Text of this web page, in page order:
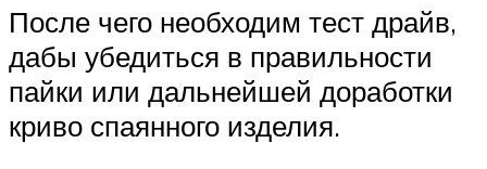
После чего необходим тест драйв,
дабы убедиться в правильности
пайки или дальнейшей доработки
криво спаянного изделия.